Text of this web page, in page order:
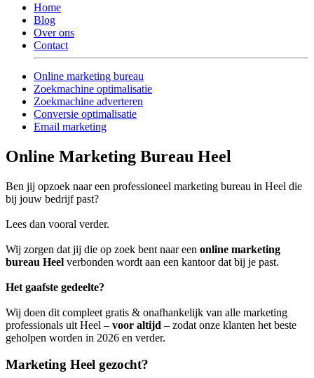
Home
Blog
Over ons
Contact
Online marketing bureau
Zoekmachine optimalisatie
Zoekmachine adverteren
Conversie optimalisatie
Email marketing
Online Marketing Bureau Heel
Ben jij opzoek naar een professioneel marketing bureau in Heel die
bij jouw bedrijf past?
Lees dan vooral verder.
Wij zorgen dat jij die op zoek bent naar een online marketing
bureau Heel verbonden wordt aan een kantoor dat bij je past.
Het gaafste gedeelte?
Wij doen dit compleet gratis & onafhankelijk van alle marketing
professionals uit Heel – voor altijd – zodat onze klanten het beste
geholpen worden in 2026 en verder.
Marketing Heel gezocht?